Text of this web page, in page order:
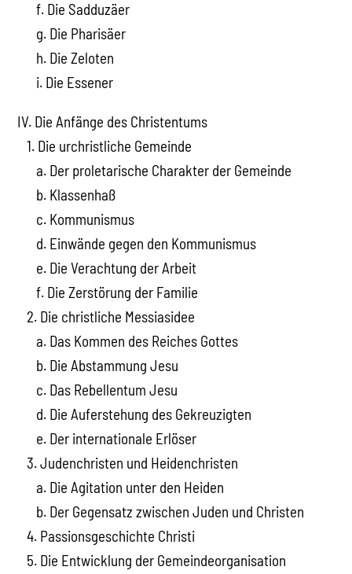
f. Die Sadduzäer
g. Die Pharisäer
h. Die Zeloten
i. Die Essener
IV. Die Anfänge des Christentums
1. Die urchristliche Gemeinde
a. Der proletarische Charakter der Gemeinde
b. Klassenhaß
c. Kommunismus
d. Einwände gegen den Kommunismus
e. Die Verachtung der Arbeit
f. Die Zerstörung der Familie
2. Die christliche Messiasidee
a. Das Kommen des Reiches Gottes
b. Die Abstammung Jesu
c. Das Rebellentum Jesu
d. Die Auferstehung des Gekreuzigten
e. Der internationale Erlöser
3. Judenchristen und Heidenchristen
a. Die Agitation unter den Heiden
b. Der Gegensatz zwischen Juden und Christen
4. Passionsgeschichte Christi
5. Die Entwicklung der Gemeindeorganisation